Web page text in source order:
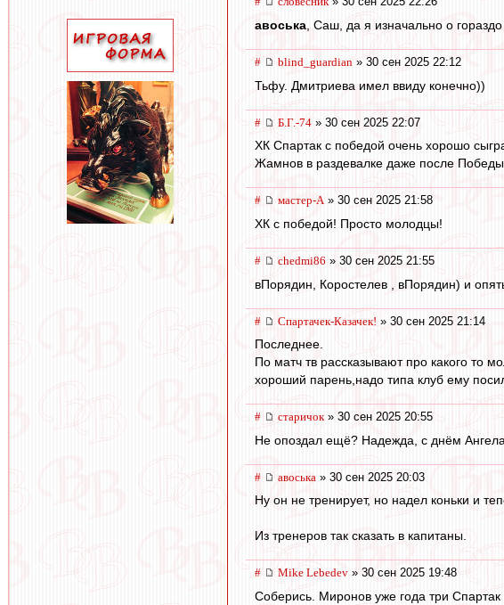
авоська , Саш, да я изначально о
# blind_guardian » 30 сен 2025 22:12
Тьфу. Дмитриева имел ввиду конечно))
# Б.Г.-74 » 30 сен 2025 22:07
ХК Спартак с победой очень хорошо
Жамнов в раздевалке даже после
# мастер-А» 30 сен 2025 21:58
ХК с победой! Просто молодцы!
# chedmi86 » 30 сен 2025 21:55
вПорядин, Коростелев , вПорядин) и
# Спартачек-Казачек! » 30 сен 2025 21:14
Последнее.
По матч тв рассказывают про какого то
хороший парень,надо типа клуб ему
# старичок» 30 сен 2025 20:55
Не опоздал ещё? Надежда, с днём
# авоська » 30 сен 2025 20:03
Ну он не тренирует, но надел коньки и
Из тренеров так сказать в капитаны.
# Mike Lebedev » 30 сен 2025 19:48
Соберись. Миронов уже года три Спартак